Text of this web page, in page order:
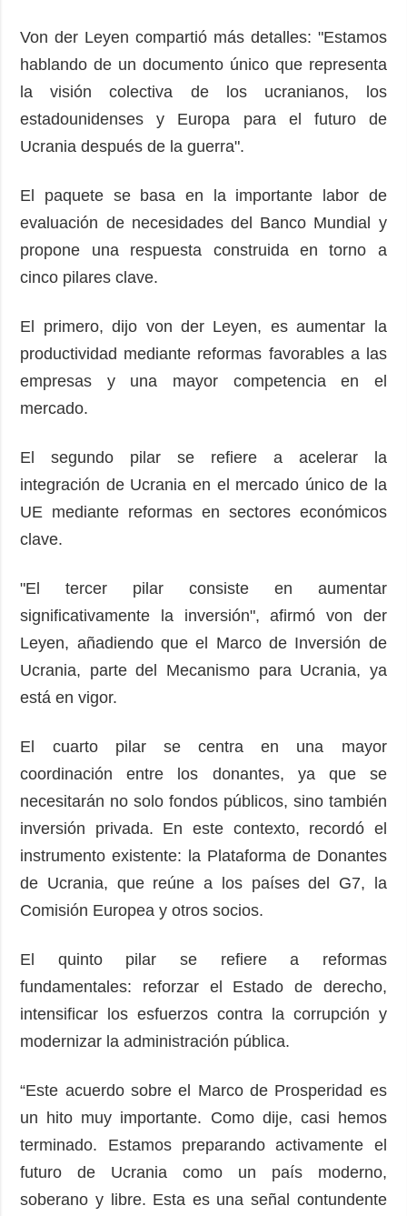
Von der Leyen compartió más detalles: "Estamos
hablando de un documento único que representa
la visión colectiva de los ucranianos, los
estadounidenses y Europa para el futuro de
Ucrania después de la guerra".
El paquete se basa en la importante labor de
evaluación de necesidades del Banco Mundial y
propone una respuesta construida en torno a
cinco pilares clave.
El primero, dijo von der Leyen, es aumentar la
productividad mediante reformas favorables a las
empresas y una mayor competencia en el
mercado.
El segundo pilar se refiere a acelerar la
integración de Ucrania en el mercado único de la
UE mediante reformas en sectores económicos
clave.
"El tercer pilar consiste en aumentar
significativamente la inversión", afirmó von der
Leyen, añadiendo que el Marco de Inversión de
Ucrania, parte del Mecanismo para Ucrania, ya
está en vigor.
El cuarto pilar se centra en una mayor
coordinación entre los donantes, ya que se
necesitarán no solo fondos públicos, sino también
inversión privada. En este contexto, recordó el
instrumento existente: la Plataforma de Donantes
de Ucrania, que reúne a los países del G7, la
Comisión Europea y otros socios.
El quinto pilar se refiere a reformas
fundamentales: reforzar el Estado de derecho,
intensificar los esfuerzos contra la corrupción y
modernizar la administración pública.
“Este acuerdo sobre el Marco de Prosperidad es
un hito muy importante. Como dije, casi hemos
terminado. Estamos preparando activamente el
futuro de Ucrania como un país moderno,
soberano y libre. Esta es una señal contundente